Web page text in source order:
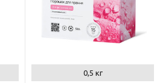
0,5 кг